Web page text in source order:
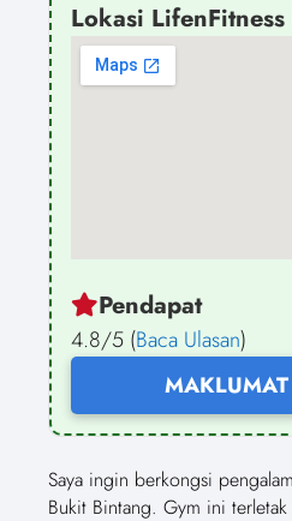
Lokasi
Pendapat
4.8/5 (Baca Ulasan)
Saya ingin berkongsi
Bukit Bintang. Gym ini